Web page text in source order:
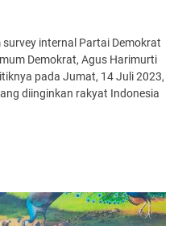
internal Partai Demokrat
Demokrat, Agus Harimurti
pada Jumat, 14 Juli 2023,
diinginkan rakyat Indonesia